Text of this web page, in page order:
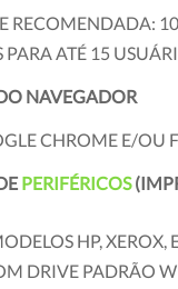
RECOMENDADA:
PARA ATÉ 15
NAVEGADOR
CHROME E/OU
PERIFÉRICOS
HP, XEROX,
DRIVE PADRÃO